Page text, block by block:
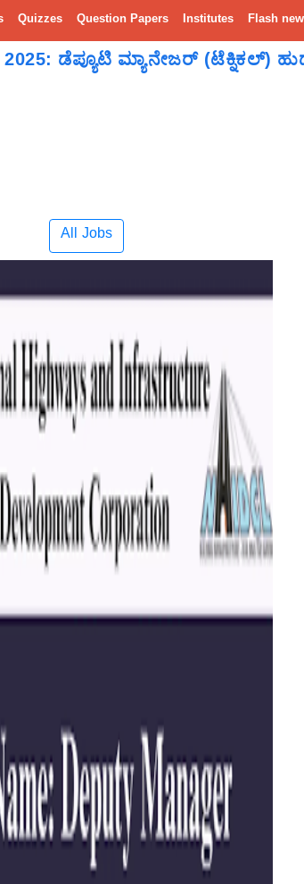
Quizzes Question Papers Institutes Flash
ಡೆಪ್ಯೂಟಿ ಮ್ಯಾನೇಜರ್ (ಟೆಕ್ನಿಕಲ್)
All Jobs